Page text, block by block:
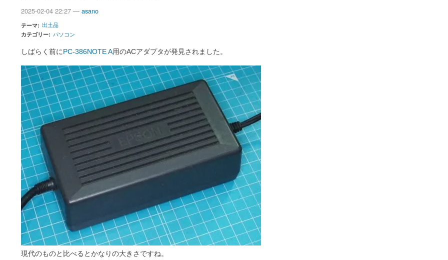
2025-02-04 22:27 — asano
テーマ 出土品
カテゴリー
パソコン
しばらく前に PC-386NOTE A用のACアダプタが発見されました。
現代のものと比べるとかなりの大きさですね。